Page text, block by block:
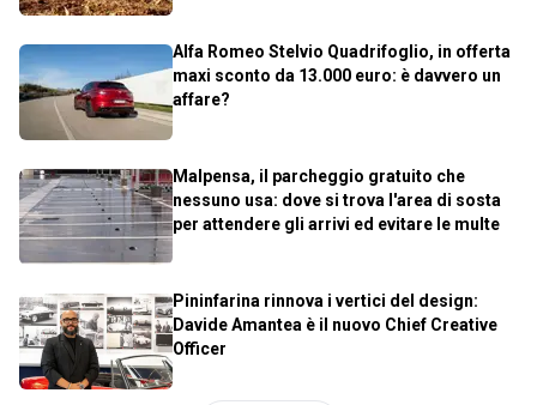
Alfa Romeo Stelvio Quadrifoglio, in offerta
maxi sconto da 13.000 euro: è davvero un
affare?
Malpensa, il parcheggio gratuito che
nessuno usa: dove si trova l'area di sosta
per attendere gli arrivi ed evitare le multe
Pininfarina rinnova i vertici del design:
Davide Amantea è il nuovo Chief Creative
Officer